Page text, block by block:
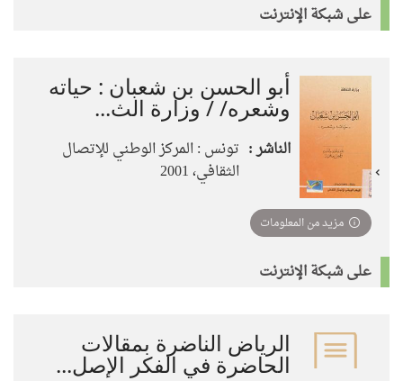
على شبكة الإنترنت
أبو الحسن بن شعبان : حياته
وشعره/ / وزارة الث...
الناشر : تونس : المركز الوطني للإتصال
الثقافي، 2001
مزيد من المعلومات
على شبكة الإنترنت
الرياض الناضرة بمقالات
الحاضرة في الفكر الإصل...